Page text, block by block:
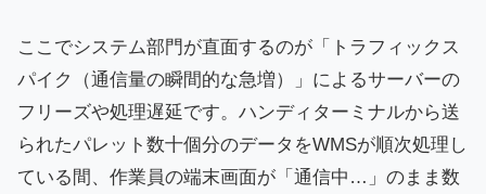
ここでシステム部門が直面するのが「トラフィックス
パイク（通信量の瞬間的な急増）」によるサーバーの
フリーズや処理遅延です。ハンディターミナルから送
られたパレット数十個分のデータをWMSが順次処理し
ている間、作業員の端末画面が「通信中…」のまま数